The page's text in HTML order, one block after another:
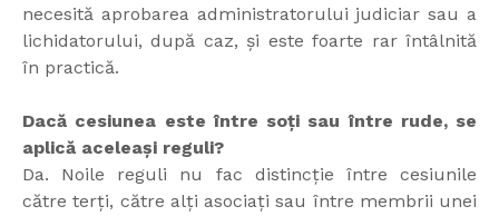
necesită aprobarea administratorului judiciar sau a
lichidatorului, după caz, și este foarte rar întâlnită
în practică.
Dacă cesiunea este între soți sau între rude, se
aplică aceleași reguli?
Da. Noile reguli nu fac distincție între cesiunile
către terți, către alți asociați sau între membrii unei